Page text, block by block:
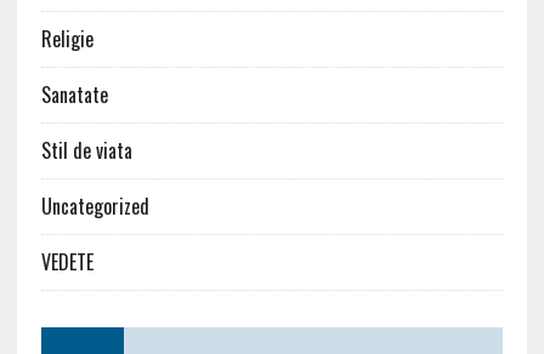
Religie
Sanatate
Stil de viata
Uncategorized
VEDETE